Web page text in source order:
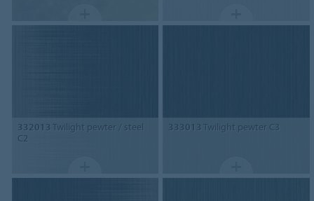
332013 Twilight pewter / steel
C2
333013 Twilight pewter C3